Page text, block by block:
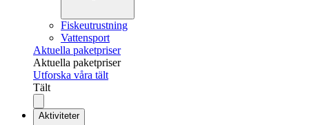
Fiskeutrustning
Vattensport
Aktuella paketpriser
Aktuella paketpriser
Utforska våra tält
Tält
Aktiviteter